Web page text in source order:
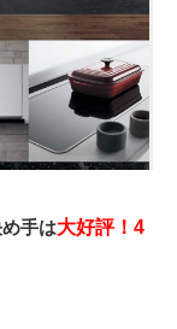
手は大好評！4